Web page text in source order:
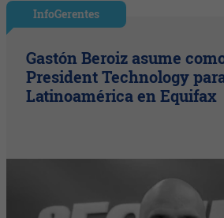
InfoGerentes
Gastón Beroiz asume
President Technology
Latinoamérica en Equifax